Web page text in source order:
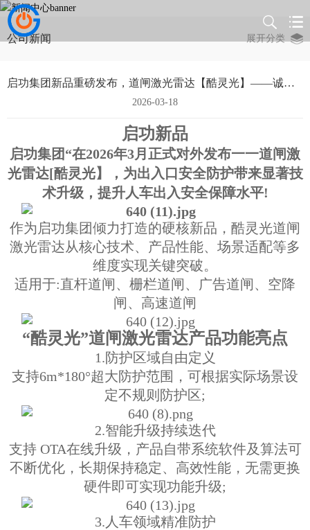
公司新闻 展开分类
启功集团新品重磅发布，道闸激光雷达【酷灵光】——诚邀合作共赢
2026-03-18
启功新品
启功集团“在2026年3月正式对外发布一一道闸激
光雷达[酷灵光】，为出入口安全防护带来显著技
术升级，提升人车出入安全保障水平!
作为启功集团倾力打造的硬核新品，酷灵光道闸
激光雷达从核心技术、产品性能、场景适配等多
维度实现关键突破。
适用于:直杆道闸、栅栏道闸、广告道闸、空降
闸、高速道闸
“酷灵光”道闸激光雷达产品功能亮点
1.防护区域自由定义
支持6m*180°超大防护范围，可根据实际场景设
定不规则防护区;
2.智能升级持续迭代
支持 OTA在线升级，产品自带系统软件及算法可
不断优化，长期保持稳定、高效性能，无需更换
硬件即可实现功能升级;
3.人车领域精准防护